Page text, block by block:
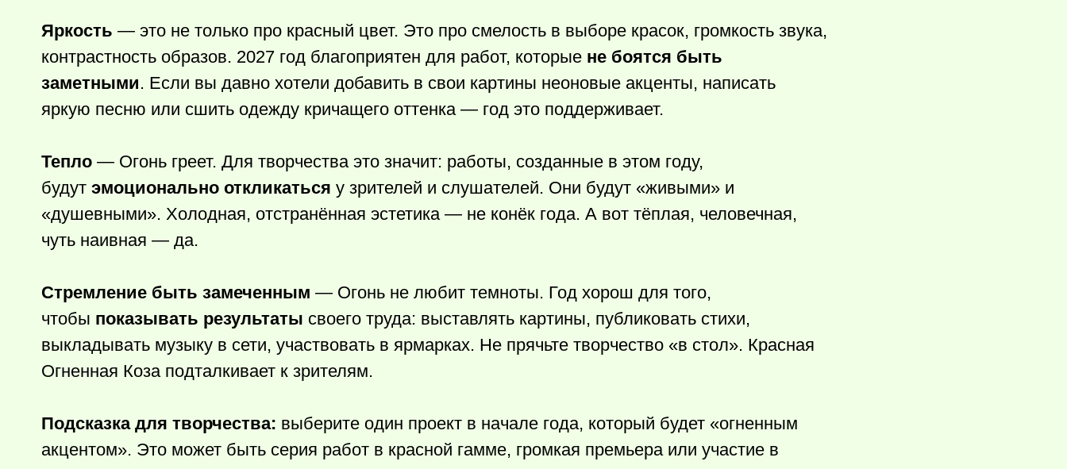
Яркость — это не только про красный цвет. Это про смелость в выборе красок, громкость звука,
контрастность образов. 2027 год благоприятен для работ, которые не боятся быть
заметными. Если вы давно хотели добавить в свои картины неоновые акценты, написать
яркую песню или сшить одежду кричащего оттенка — год это поддерживает.
Тепло — Огонь греет. Для творчества это значит: работы, созданные в этом году,
будут эмоционально откликаться у зрителей и слушателей. Они будут «живыми» и
«душевными». Холодная, отстранённая эстетика — не конёк года. А вот тёплая, человечная,
чуть наивная — да.
Стремление быть замеченным — Огонь не любит темноты. Год хорош для того,
чтобы показывать результаты своего труда: выставлять картины, публиковать стихи,
выкладывать музыку в сети, участвовать в ярмарках. Не прячьте творчество «в стол». Красная
Огненная Коза подталкивает к зрителям.
Подсказка для творчества: выберите один проект в начале года, который будет «огненным
акцентом». Это может быть серия работ в красной гамме, громкая премьера или участие в